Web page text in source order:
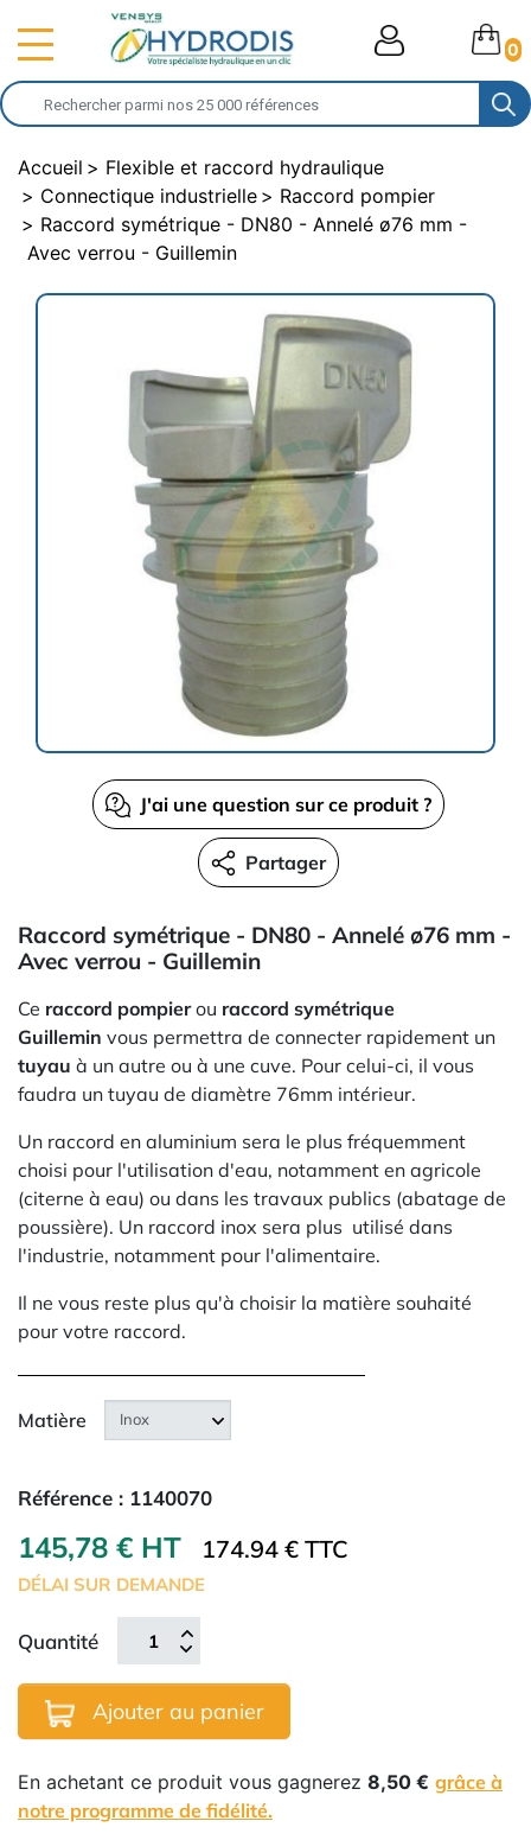
0
Accueil
Flexible et raccord hydraulique
Connectique industrielle
Raccord pompier
Raccord symétrique - DN80 - Annelé ø76 mm -
Avec verrou - Guillemin
J'ai une question sur ce produit ?
Partager
Raccord symétrique - DN80 - Annelé ø76 mm -
Avec verrou - Guillemin
Ce raccord pompier ou raccord symétrique
Guillemin vous permettra de connecter rapidement un
tuyau à un autre ou à une cuve. Pour celui-ci, il vous
faudra un tuyau de diamètre 76mm intérieur.
Un raccord en aluminium sera le plus fréquemment
choisi pour l'utilisation d'eau, notamment en agricole
(citerne à eau) ou dans les travaux publics (abatage de
poussière). Un raccord inox sera plus utilisé dans
l'industrie, notamment pour l'alimentaire.
Il ne vous reste plus qu'à choisir la matière souhaité
pour votre raccord.
Matière
Référence : 1140070
145,78 € HT 174.94 € TTC
DÉLAI SUR DEMANDE
Quantité
Ajouter au panier
En achetant ce produit vous gagnerez 8,50 € grâce à
notre programme de fidélité.